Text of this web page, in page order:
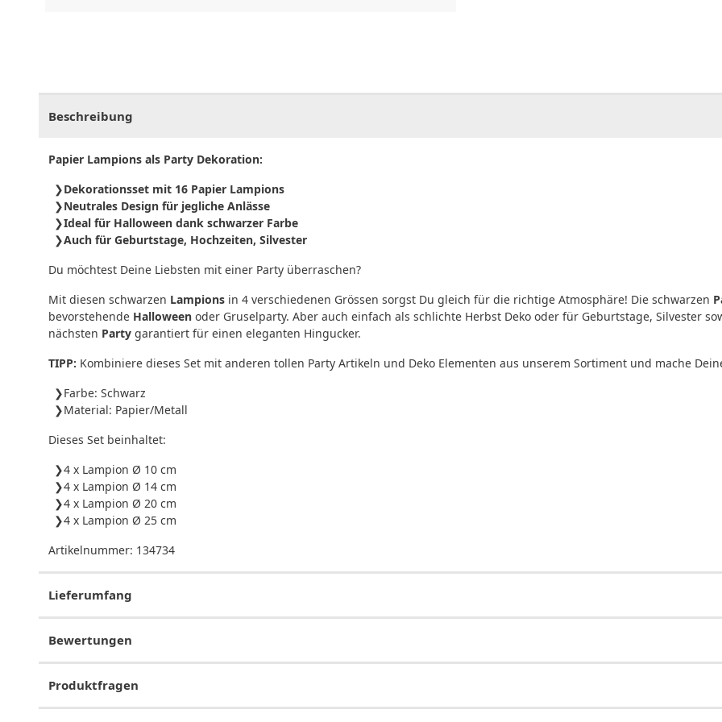
Beschreibung
Papier Lampions als Party Dekoration:
Dekorationsset mit 16 Papier Lampions
Neutrales Design für jegliche Anlässe
Ideal für Halloween dank schwarzer Farbe
Auch für Geburtstage, Hochzeiten, Silvester
Du möchtest Deine Liebsten mit einer Party überraschen?
Mit diesen schwarzen Lampions in 4 verschiedenen Grössen sorgst Du gleich für die richtige Atmosphäre! Die schwarzen
bevorstehende Halloween oder Gruselparty. Aber auch einfach als schlichte Herbst Deko oder für Geburtstage, Silvester
nächsten Party garantiert für einen eleganten Hingucker.
TIPP: Kombiniere dieses Set mit anderen tollen Party Artikeln und Deko Elementen aus unserem Sortiment und mache
Farbe: Schwarz
Material: Papier/Metall
Dieses Set beinhaltet:
4 x Lampion Ø 10 cm
4 x Lampion Ø 14 cm
4 x Lampion Ø 20 cm
4 x Lampion Ø 25 cm
Artikelnummer: 134734
Lieferumfang
Bewertungen
Produktfragen